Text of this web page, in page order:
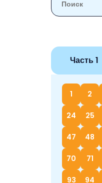
Часть 1
1 2
24 25
47 48
70 71
93 94